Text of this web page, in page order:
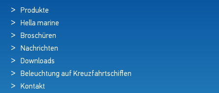
Produkte
Hella marine
Broschüren
Nachrichten
Downloads
Beleuchtung auf Kreuzfahrtschiffen
Kontakt